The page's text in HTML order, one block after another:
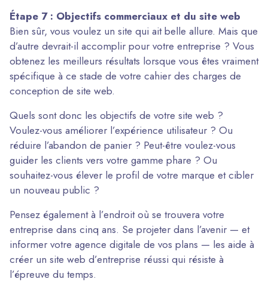
Étape 7 : Objectifs commerciaux et du site web
Bien sûr, vous voulez un site qui ait belle allure. Mais que
d’autre devrait-il accomplir pour votre entreprise ? Vous
obtenez les meilleurs résultats lorsque vous êtes vraiment
spécifique à ce stade de votre cahier des charges de
conception de site web.
Quels sont donc les objectifs de votre site web ?
Voulez-vous améliorer l’expérience utilisateur ? Ou
réduire l’abandon de panier ? Peut-être voulez-vous
guider les clients vers votre gamme phare ? Ou
souhaitez-vous élever le profil de votre marque et cibler
un nouveau public ?
Pensez également à l’endroit où se trouvera votre
entreprise dans cinq ans. Se projeter dans l’avenir — et
informer votre agence digitale de vos plans — les aide à
créer un site web d’entreprise réussi qui résiste à
l’épreuve du temps.